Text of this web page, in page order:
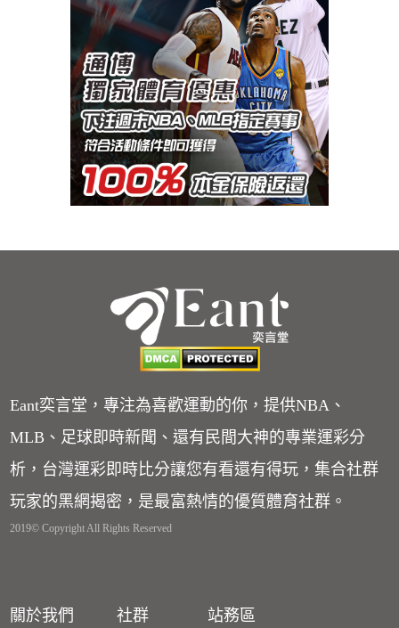
Eant奕言堂，專注為喜歡運動的你，提供NBA、
MLB、足球即時新聞、還有民間大神的專業運彩分
析，台灣運彩即時比分讓您有看還有得玩，集合社群
玩家的黑網揭密，是最富熱情的優質體育社群。
2019© Copyright All Rights Reserved
關於我們 社群 站務區